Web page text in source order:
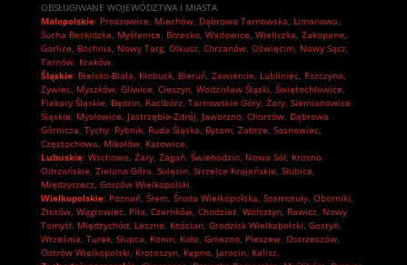
OBSŁUGIWANE WOJEWÓDZTWA I MIASTA
Małopolskie: Proszowice, Miechów, Dąbrowa Tarnowska, Limanowa,
Sucha Beskidzka, Myślenice, Brzesko, Wadowice, Wieliczka, Zakopane,
Gorlice, Bochnia, Nowy Targ, Olkusz, Chrzanów, Oświęcim, Nowy Sącz,
Tarnów, Kraków.
Śląskie: Bielsko-Biała, Kłobuck, Bieruń, Zawiercie, Lubliniec, Pszczyna,
Żywiec, Myszków, Gliwice, Cieszyn, Wodzisław Śląski, Świętochłowice,
Piekary Śląskie, Będzin, Racibórz, Tarnowskie Góry, Żory, Siemianowice
Śląskie, Mysłowice, Jastrzębie-Zdrój, Jaworzno, Chorzów, Dąbrowa
Górnicza, Tychy, Rybnik, Ruda Śląska, Bytom, Zabrze, Sosnowiec,
Częstochowa, Mikołów, Katowice.
Lubuskie: Wschowa, Żary, Żagań, Świebodzin, Nowa Sól, Krosno
Odrzańskie, Zielona Góra, Sulęcin, Strzelce Krajeńskie, Słubice,
Międzyrzecz, Gorzów Wielkopolski.
Wielkopolskie: Poznań, Śrem, Środa Wielkopolska, Szamotuły, Oborniki,
Złotów, Wągrowiec, Piła, Czarnków, Chodzież, Wolsztyn, Rawicz, Nowy
Tomyśl, Międzychód, Leszno, Kościan, Grodzisk Wielkopolski, Gostyń,
Września, Turek, Słupca, Konin, Koło, Gniezno, Pleszew, Ostrzeszów,
Ostrów Wielkopolski, Krotoszyn, Kępno, Jarocin, Kalisz.